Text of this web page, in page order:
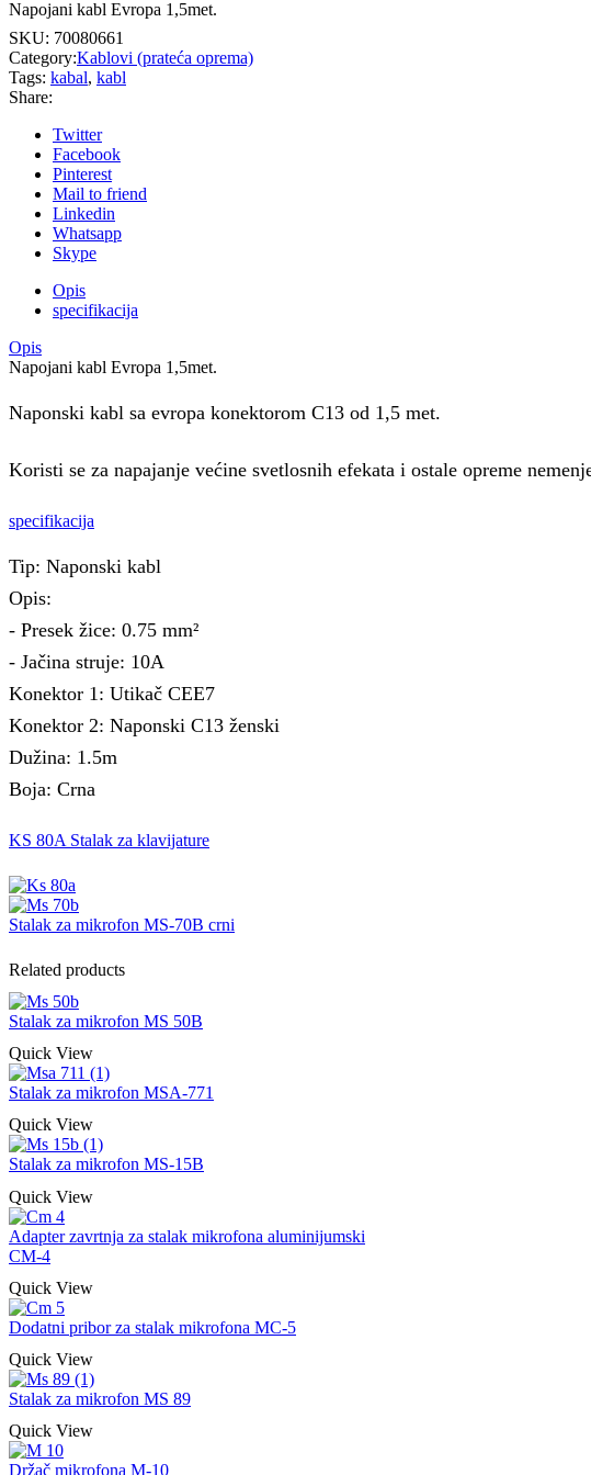
Napojani kabl Evropa 1,5met.
SKU: 70080661
Category:Kablovi (prateća oprema)
Tags: kabal, kabl
Share:
Twitter
Facebook
Pinterest
Mail to friend
Linkedin
Whatsapp
Skype
Opis
specifikacija
Opis
Napojani kabl Evropa 1,5met.
Naponski kabl sa evropa konektorom C13 od 1,5 met.
Koristi se za napajanje većine svetlosnih efekata i ostale opreme
specifikacija
Tip: Naponski kabl
Opis:
- Presek žice: 0.75 mm²
- Jačina struje: 10A
Konektor 1: Utikač CEE7
Konektor 2: Naponski C13 ženski
Dužina: 1.5m
Boja: Crna
KS 80A Stalak za klavijature
Stalak za mikrofon MS-70B crni
Related products
Stalak za mikrofon MS 50B
Quick View
Stalak za mikrofon MSA-771
Quick View
Stalak za mikrofon MS-15B
Quick View
Adapter zavrtnja za stalak mikrofona aluminijumski
CM-4
Quick View
Dodatni pribor za stalak mikrofona MC-5
Quick View
Stalak za mikrofon MS 89
Quick View
Držač mikrofona M-10